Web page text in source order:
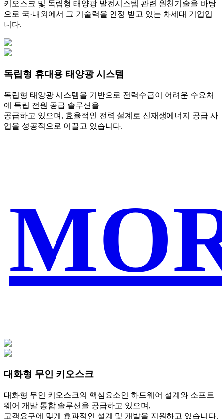
키오스크 및 독립형 태양광 발전시스템 관련 원천기술을 바탕
으로 국·내외에서 그 기술력을 인정 받고 있는 차세대 기업입
니다.
독립형 휴대용 태양광 시스템
독립형 태양광 시스템을 기반으로 전력수급이 어려운 수요처
에 독립 전원 공급 솔루션을
공급하고 있으며, 효율적인 전력 설계로 신재생에너지 공급 사
업을 성공적으로 이끌고 있습니다.
대화형 무인 키오스크
대화형 무인 키오스크의 핵심요소인 하드웨어 설계와 소프트
웨어 개발 통합 솔루션을 공급하고 있으며,
고객요구에 맞게 효과적인 설계 및 개발을 지원하고 있습니다.